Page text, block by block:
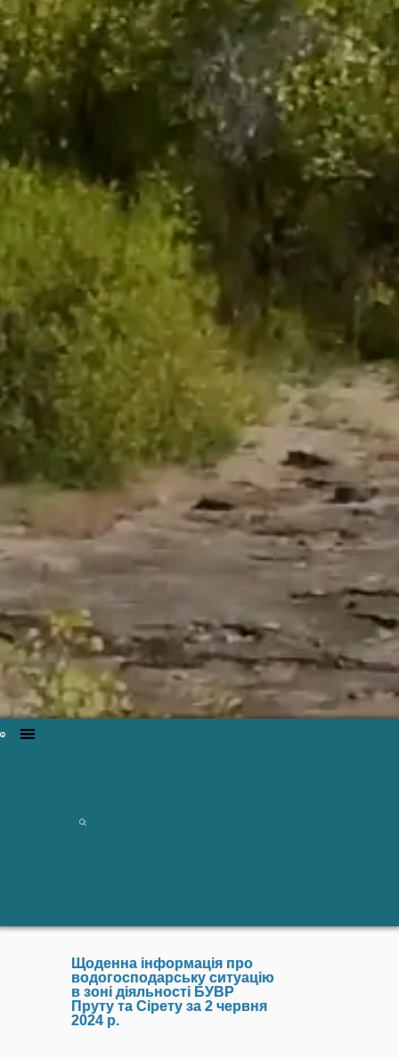
Щоденна інформація про
водогосподарську ситуацію
в зоні діяльності БУВР
Пруту та Сірету за 2 червня
2024 р.